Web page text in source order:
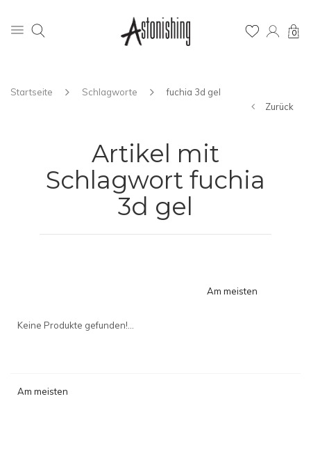
0
Startseite Schlagworte
fuchia 3d gel
Zurück
Artikel mit
Schlagwort fuchia
3d gel
Am meisten
Keine Produkte gefunden!...
Am meisten